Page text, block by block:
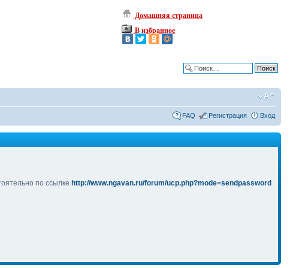
Домашняя страница
В избранное
FAQ Регистрация Вход
по ссылке http://www.ngavan.ru/forum/ucp.php?mode=sendpassword